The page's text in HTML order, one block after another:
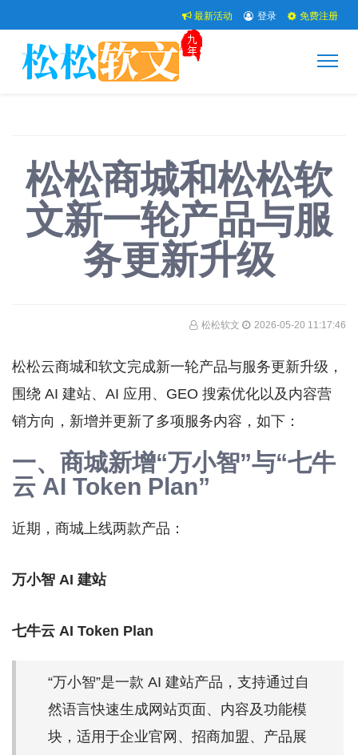
最新活动 登录 免费注册
松松商城和松松软
文新一轮产品与服
务更新升级
松松软文 2026-05-20 11:17:46
松松云商城和软文完成新一轮产品与服务更新升级，
围绕 AI 建站、AI 应用、GEO 搜索优化以及内容营
销方向，新增并更新了多项服务内容，如下：
一、商城新增“万小智”与“七牛
云 AI Token Plan”
近期，商城上线两款产品：
万小智 AI 建站
七牛云 AI Token Plan
“万小智”是一款 AI 建站产品，支持通过自
然语言快速生成网站页面、内容及功能模
块，适用于企业官网、招商加盟、产品展